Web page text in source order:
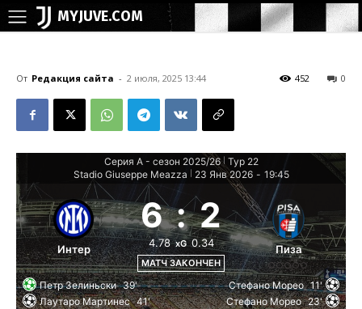
MYJUVE.COM
От Редакция сайта - 2 июля, 2025 13:44 0
452
Серия А - сезон 2025/26 | Тур 22
Stadio Giuseppe Meazza
23 Янв 2026 - 19:45
Интер
6 : 2
4.78 xG 0.34
МАТЧ ЗАКОНЧЕН
Пиза
Петр Зелиньски 39'
Лаутаро Мартинес 41'
Стефано Морео 11'
Стефано Морео 23'